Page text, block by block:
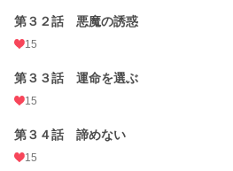
第３２話 悪魔の誘惑
15
第３３話 運命を選ぶ
15
第３４話 諦めない
15